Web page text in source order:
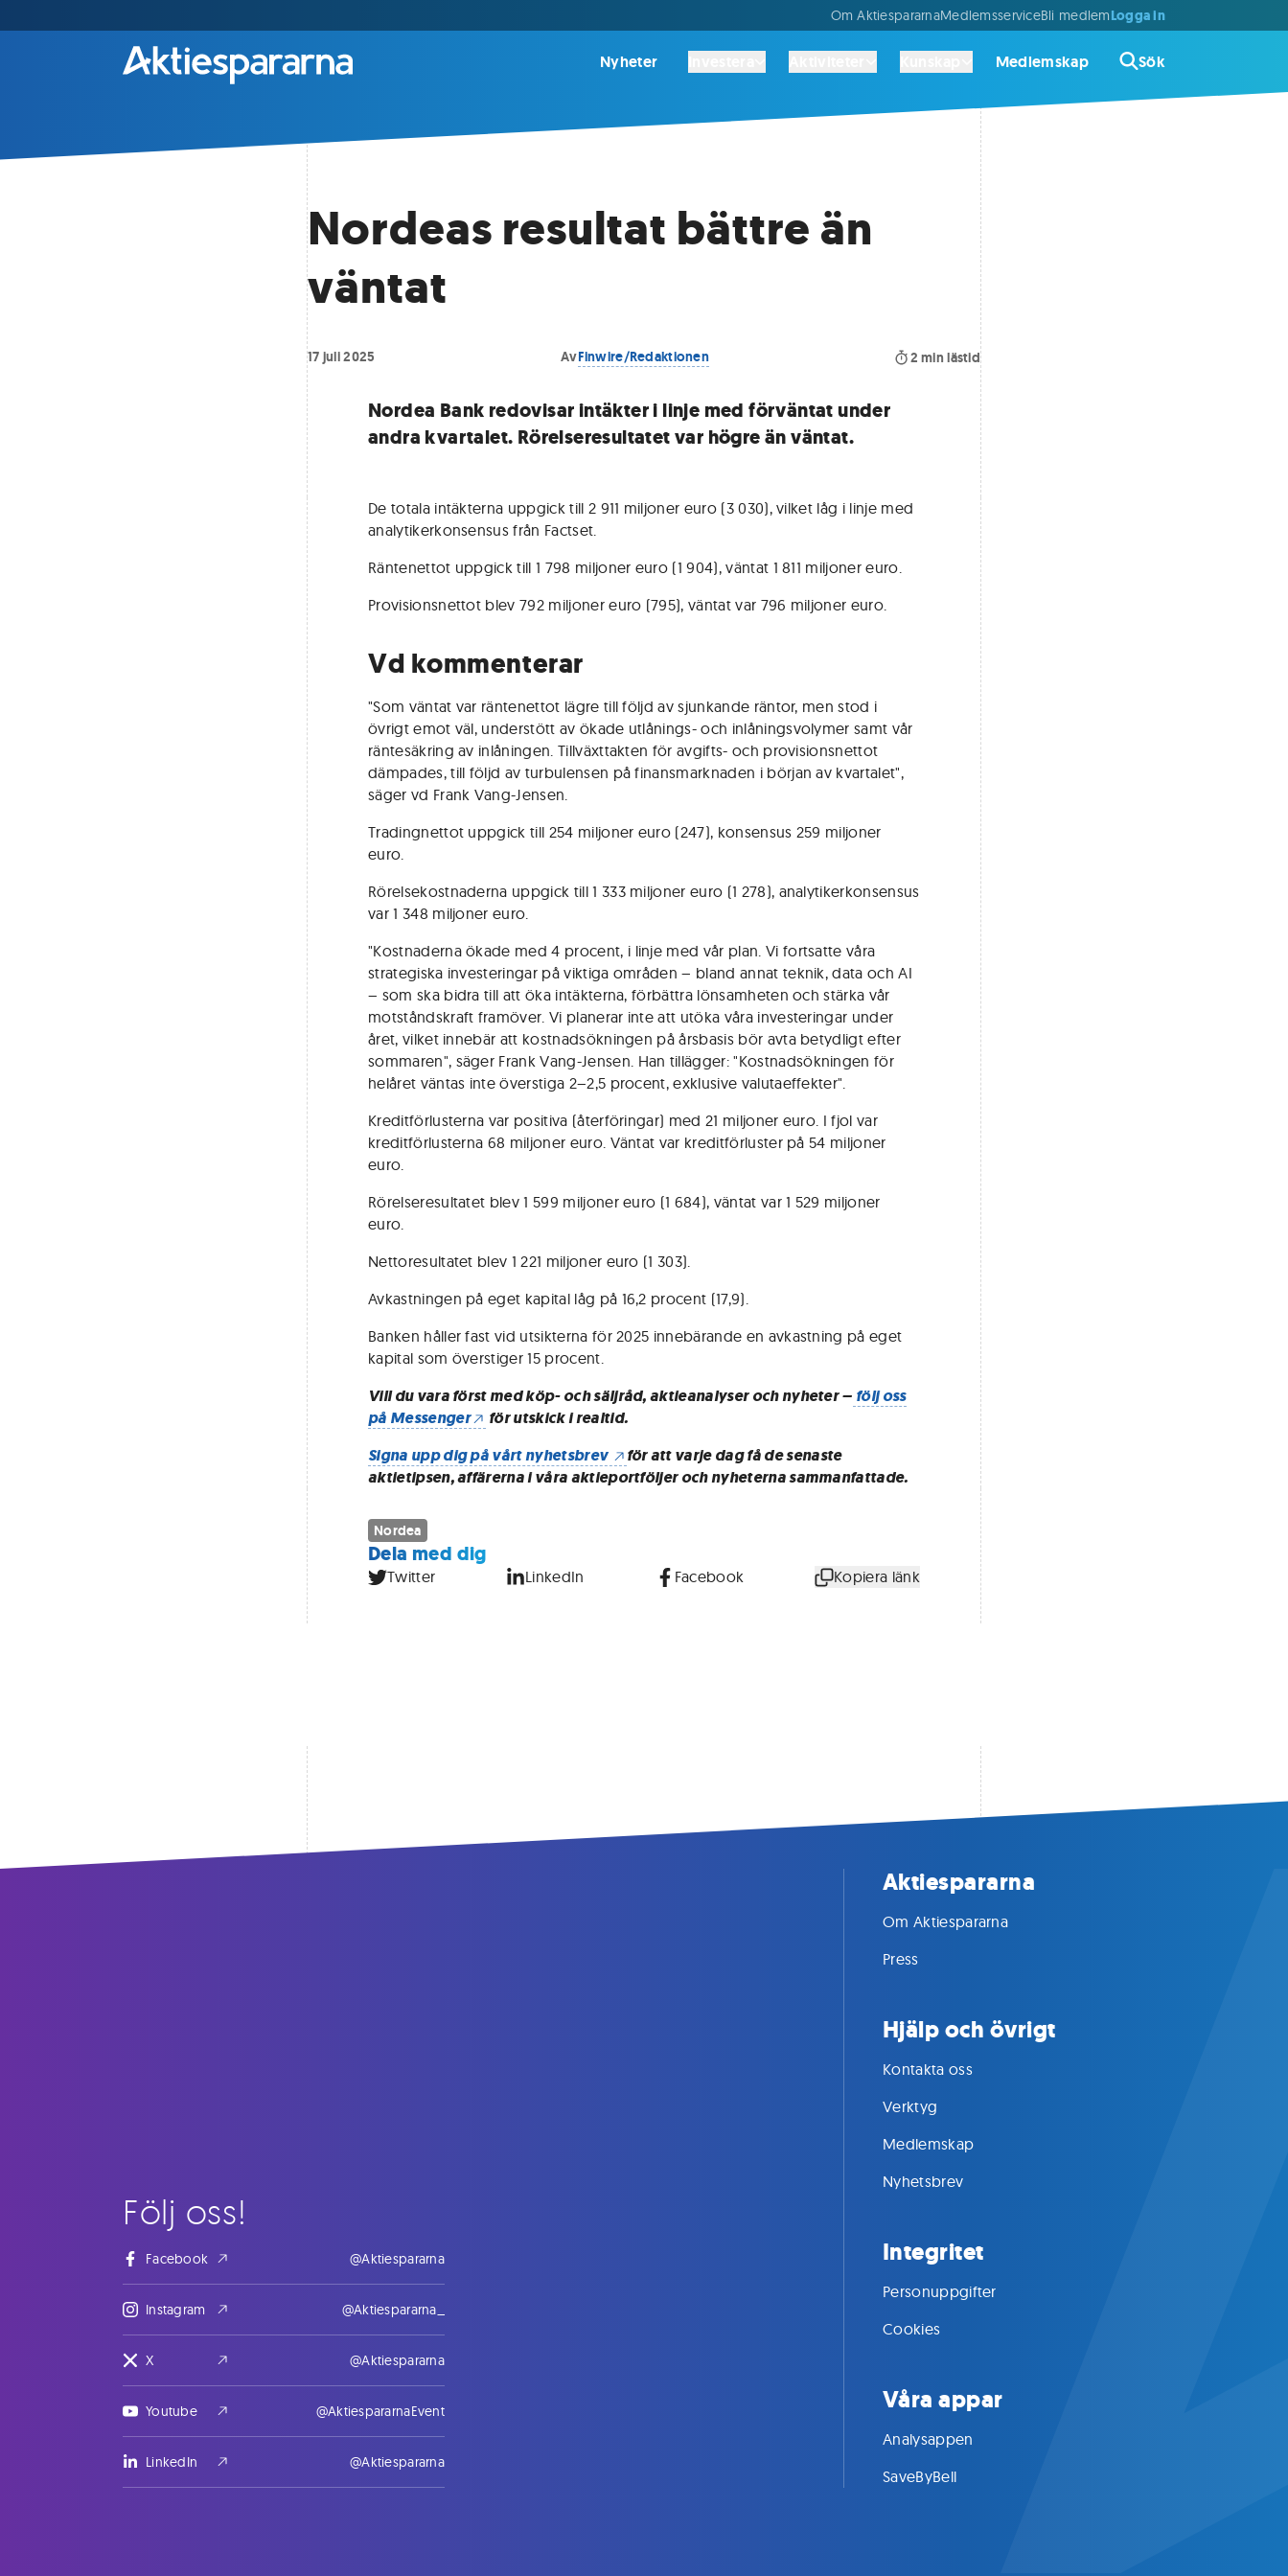
Om AktiespararnaMedlemsserviceBli medlemLogga in
Nyheter Medlemskap Sök
Nordeas resultat bättre än
väntat
17 juli 2025 AvFinwire/Redaktionen 2 min lästid
Nordea Bank redovisar intäkter i linje med förväntat under
andra kvartalet. Rörelseresultatet var högre än väntat.
De totala intäkterna uppgick till 2 911 miljoner euro (3 030), vilket låg i linje med
analytikerkonsensus från Factset.
Räntenettot uppgick till 1 798 miljoner euro (1 904), väntat 1 811 miljoner euro.
Provisionsnettot blev 792 miljoner euro (795), väntat var 796 miljoner euro.
Vd kommenterar
"Som väntat var räntenettot lägre till följd av sjunkande räntor, men stod i
övrigt emot väl, understött av ökade utlånings- och inlåningsvolymer samt vår
räntesäkring av inlåningen. Tillväxttakten för avgifts- och provisionsnettot
dämpades, till följd av turbulensen på finansmarknaden i början av kvartalet",
säger vd Frank Vang-Jensen.
Tradingnettot uppgick till 254 miljoner euro (247), konsensus 259 miljoner
euro.
Rörelsekostnaderna uppgick till 1 333 miljoner euro (1 278), analytikerkonsensus
var 1 348 miljoner euro.
"Kostnaderna ökade med 4 procent, i linje med vår plan. Vi fortsatte våra
strategiska investeringar på viktiga områden – bland annat teknik, data och AI
– som ska bidra till att öka intäkterna, förbättra lönsamheten och stärka vår
motståndskraft framöver. Vi planerar inte att utöka våra investeringar under
året, vilket innebär att kostnadsökningen på årsbasis bör avta betydligt efter
sommaren", säger Frank Vang-Jensen. Han tillägger: "Kostnadsökningen för
helåret väntas inte överstiga 2–2,5 procent, exklusive valutaeffekter".
Kreditförlusterna var positiva (återföringar) med 21 miljoner euro. I fjol var
kreditförlusterna 68 miljoner euro. Väntat var kreditförluster på 54 miljoner
euro.
Rörelseresultatet blev 1 599 miljoner euro (1 684), väntat var 1 529 miljoner
euro.
Nettoresultatet blev 1 221 miljoner euro (1 303).
Avkastningen på eget kapital låg på 16,2 procent (17,9).
Banken håller fast vid utsikterna för 2025 innebärande en avkastning på eget
kapital som överstiger 15 procent.
Vill du vara först med köp- och säljråd, aktieanalyser och nyheter – följ oss
på Messenger
för utskick i realtid.
Signa upp dig på vårt nyhetsbrev
för att varje dag få de senaste
aktietipsen, affärerna i våra aktieportföljer och nyheterna sammanfattade.
Nordea
Dela med dig
Twitter LinkedIn Facebook Kopiera länk
Följ oss!
Facebook @Aktiespararna
Instagram @Aktiespararna_
X @Aktiespararna
Youtube @AktiespararnaEvent
LinkedIn @Aktiespararna
Aktiespararna
Om Aktiespararna
Press
Hjälp och övrigt
Kontakta oss
Verktyg
Medlemskap
Nyhetsbrev
Integritet
Personuppgifter
Cookies
Våra appar
Analysappen
SaveByBell